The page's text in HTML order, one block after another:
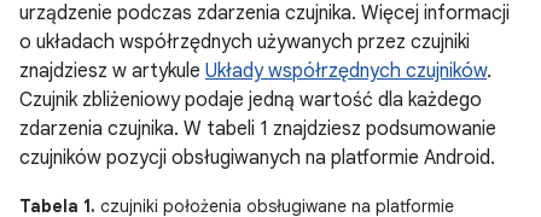
urządzenie podczas zdarzenia czujnika. Więcej informacji
o układach współrzędnych używanych przez czujniki
znajdziesz w artykule Układy współrzędnych czujników.
Czujnik zbliżeniowy podaje jedną wartość dla każdego
zdarzenia czujnika. W tabeli 1 znajdziesz podsumowanie
czujników pozycji obsługiwanych na platformie Android.
Tabela 1. czujniki położenia obsługiwane na platformie